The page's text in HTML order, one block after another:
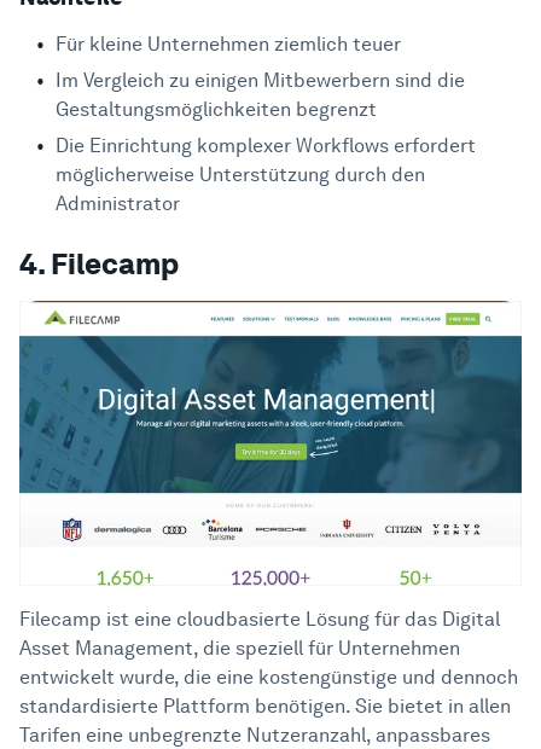
Für kleine Unternehmen ziemlich teuer
Im Vergleich zu einigen Mitbewerbern sind die
Gestaltungsmöglichkeiten begrenzt
Die Einrichtung komplexer Workflows erfordert
möglicherweise Unterstützung durch den
Administrator
4. Filecamp
Filecamp ist eine cloudbasierte Lösung für das Digital
Asset Management, die speziell für Unternehmen
entwickelt wurde, die eine kostengünstige und dennoch
standardisierte Plattform benötigen. Sie bietet in allen
Tarifen eine unbegrenzte Nutzeranzahl, anpassbares